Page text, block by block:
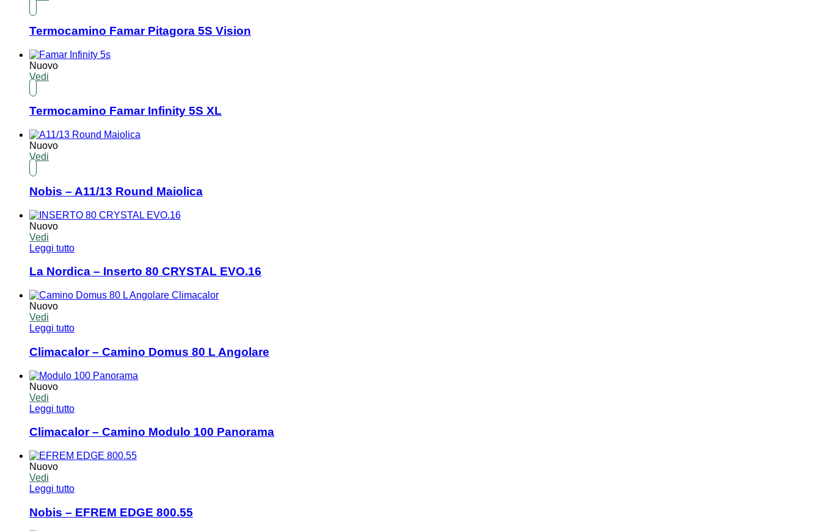
Termocamino Famar Pitagora 5S Vision
Nuovo
Vedi
Termocamino Famar Infinity 5S XL
Nuovo
Vedi
Nobis – A11/13 Round Maiolica
Nuovo
Vedi
Leggi tutto
La Nordica – Inserto 80 CRYSTAL EVO.16
Nuovo
Vedi
Leggi tutto
Climacalor – Camino Domus 80 L Angolare
Nuovo
Vedi
Leggi tutto
Climacalor – Camino Modulo 100 Panorama
Nuovo
Vedi
Leggi tutto
Nobis – EFREM EDGE 800.55